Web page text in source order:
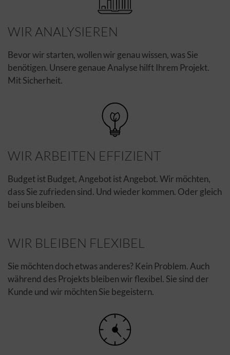
WIR ANALYSIEREN
Bevor wir starten, wollen wir genau wissen, was Sie
benötigen. Unsere genaue Analyse hilft Ihrem Projekt.
Mit Sicherheit.
WIR ARBEITEN EFFIZIENT
Budget ist Budget, Angebot ist Angebot. Wir möchten,
dass Sie zufrieden sind. Und wieder kommen. Oder gleich
bei uns bleiben.
WIR BLEIBEN FLEXIBEL
Sie möchten doch etwas anderes? Kein Problem. Auch
während des Projekts bleiben wir flexibel. Sie sind der
Kunde und wir möchten Sie begeistern.